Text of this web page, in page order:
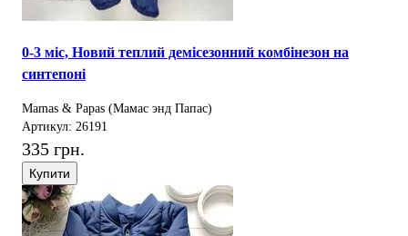
0-3 міс, Новий теплий демісезонний комбінезон на
синтепоні
Mamas & Papas (Мамас энд Папас)
Артикул: 26191
335 грн.
Купити